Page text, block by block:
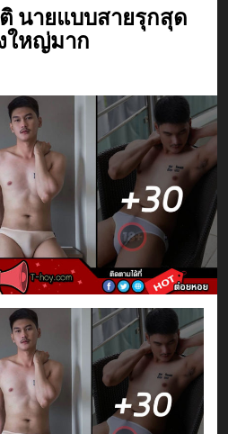
นายแบบสายรุกสุด
ใหญ่มาก